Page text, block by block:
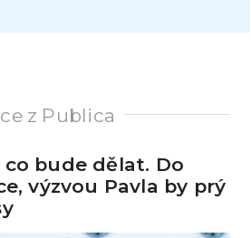
z Publica
bude dělat. Do
výzvou Pavla by prý